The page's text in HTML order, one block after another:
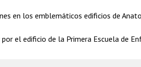
en los emblemáticos edificios de
el edificio de la Primera Escuela de